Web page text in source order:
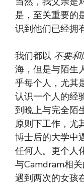
是，至关重要的
识到他们已经拥
我们都以 不要和
海，但是与陌生
乎每个人，尤其
认识一个人的经
到晚上与完全陌
原则下工作，尤
博士后的大学中
任何人。更个人
与Camdram相
遇到两次的女孩